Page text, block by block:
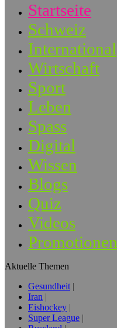
Startseite
Schweiz
International
Wirtschaft
Sport
Leben
Spass
Digital
Wissen
Blogs
Quiz
Videos
Promotionen
Aktuelle Themen
Gesundheit
Iran
Eishockey
Super League